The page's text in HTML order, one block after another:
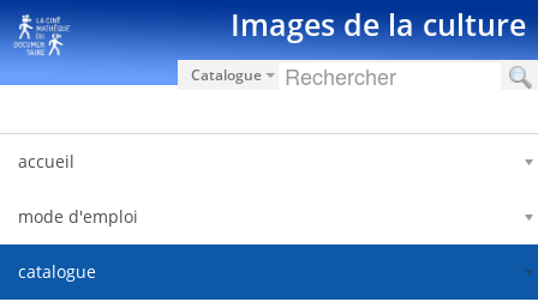
Saut au contenu Images de la culture
Catalogue
accueil
mode d'emploi
catalogue